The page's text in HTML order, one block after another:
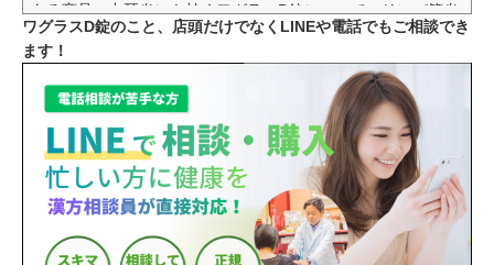
ある商品・中耳炎にも効くワグラスD錠について・リンパ節炎
の予防 リンパ節炎の予防リンパ節炎は、細菌、ウイルス、真
菌の感染によって引き起こされます。（良性）これらの卑劣な
ものに体を乗っ取られてしまわないようにしましょう。稀に悪
性リンパ腫やがんのリンパ節への転移など悪性のものがありま
す。痛くなく大きく、長引くようでしたら受診するのが...
ワグラスD錠のこと、店頭だけでなくLINEや電話でもご相談でき
ます！